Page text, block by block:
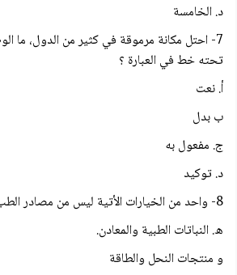
د. الخامسة
7- احتل مكانة مرموقة في كثير من الدول، ما
تحته خط في العبارة ؟
أ. نعت
ب بدل
ج. مفعول به
د. توكيد
8- واحد من الخيارات الأتية ليس من مصادر الطب البديل؛ فما هو ؟
ه. النباتات الطبية والمعادن.
و منتجات النحل والطاقة